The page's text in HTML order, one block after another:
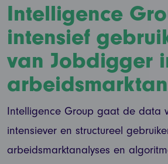
Intelligence
intensief
van Jobdigger
Intelligence Group gaat de data
intensiever en structureel
arbeidsmarktanalyses en